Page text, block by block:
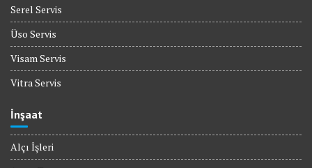
Serel Servis
Üso Servis
Visam Servis
Vitra Servis
İnşaat
Alçı İşleri